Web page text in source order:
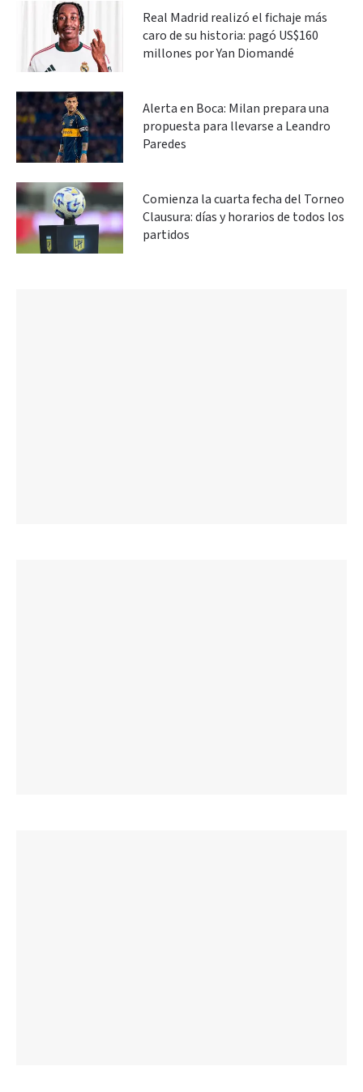
Real Madrid realizó el fichaje más
caro de su historia: pagó US$160
millones por Yan Diomandé
Alerta en Boca: Milan prepara una
propuesta para llevarse a Leandro
Paredes
Comienza la cuarta fecha del Torneo
Clausura: días y horarios de todos los
partidos